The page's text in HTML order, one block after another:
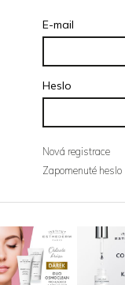
E-mail
Heslo
Nová registrace
Zapomenuté heslo